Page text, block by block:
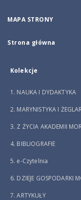
MAPA STRONY
Strona główna
Kolekcje
1. NAUKA I DYDAKTYKA
2. MARYNISTYKA I
3. Z ŻYCIA AKADEMII
4. BIBLIOGRAFIE
5. e-Czytelnia
6. DZIEJE GOSPODARKI
7. ARTYKUŁY